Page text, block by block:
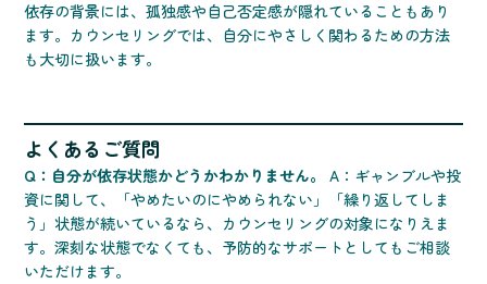
依存の背景には、孤独感や自己否定感が隠れていることもあり
ます。カウンセリングでは、自分にやさしく関わるための方法
も大切に扱います。
よくあるご質問
Q：自分が依存状態かどうかわかりません。
A：ギャンブルや投
資に関して、「やめたいのにやめられない」「繰り返してしま
う」状態が続いているなら、カウンセリングの対象になりえま
す。深刻な状態でなくても、予防的なサポートとしてもご相談
いただけます。